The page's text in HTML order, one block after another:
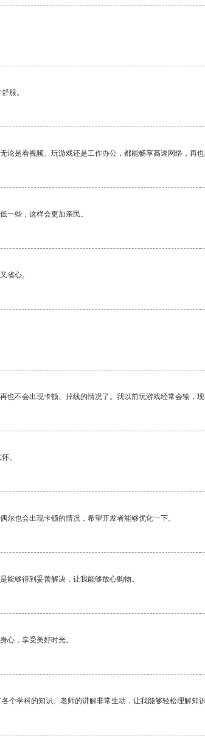
服。
论是看视频、玩游戏还是工作办公，都能畅享高速网络，再
一些，这样会更加亲民。
省心。
也不会出现卡顿、掉线的情况了。我以前玩游戏经常会输，
。
尔也会出现卡顿的情况，希望开发者能够优化一下。
能够得到妥善解决，让我能够放心购物。
心，享受美好时光。
个学科的知识。老师的讲解非常生动，让我能够轻松理解知识